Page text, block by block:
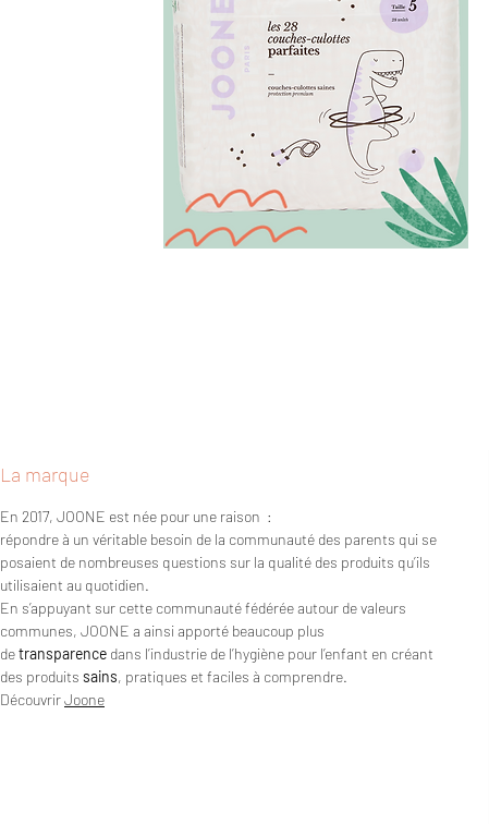
La marque
En 2017, JOONE est née pour une raison :
répondre à un véritable besoin de la communauté des parents qui se
posaient de nombreuses questions sur la qualité des produits qu’ils
utilisaient au quotidien.
En s’appuyant sur cette communauté fédérée autour de valeurs
communes, JOONE a ainsi apporté beaucoup plus
detransparence dans l’industrie de l’hygiène pour l’enfant en créant
des produits sains, pratiques et faciles à comprendre.
DécouvrirJoone